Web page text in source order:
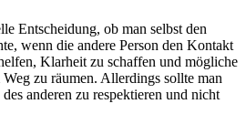
Entscheidung, ob man selbst den
wenn die andere Person den Kontakt
Klarheit zu schaffen und mögliche
Weg zu räumen. Allerdings sollte man
anderen zu respektieren und nicht